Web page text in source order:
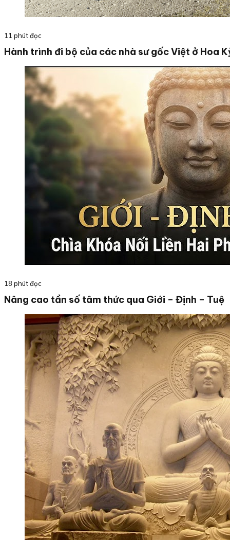
11 phút đọc
Hành trình đi bộ của các nhà sư gốc Việt ở Hoa
18 phút đọc
Nâng cao tần số tâm thức qua Giới – Định – Tuệ